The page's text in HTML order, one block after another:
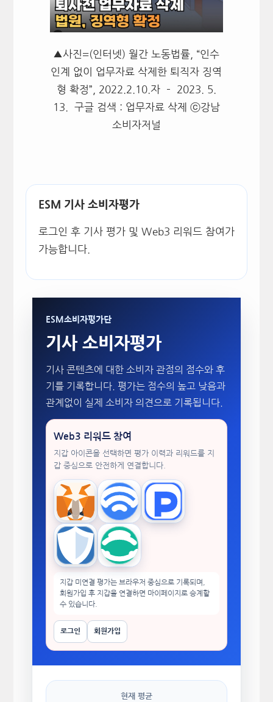
▲사진=(인터넷) 월간 노동법률, “인수
인계 없이 업무자료 삭제한 퇴직자 징역
형 확정”, 2022.2.10.자 – 2023. 5.
13. 구글 검색 : 업무자료 삭제 ⓒ강남
소비자저널
ESM 기사 소비자평가
로그인 후 기사 평가 및 Web3 리워드 참여가
가능합니다.
ESM소비자평가단
기사 소비자평가
기사 콘텐츠에 대한 소비자 관점의 점수와 후
기를 기록합니다. 평가는 점수의 높고 낮음과
관계없이 실제 소비자 의견으로 기록됩니다.
Web3 리워드 참여
지갑 아이콘을 선택하면 평가 이력과 리워드를 지
갑 중심으로 안전하게 연결합니다.
MetaMask WalletConnectTokenPocket
Trust Wallet imToken
지갑 미연결 평가는 브라우저 중심으로 기록되며,
회원가입 후 지갑을 연결하면 마이페이지로 승계할
수 있습니다.
로그인 회원가입
현재 평균